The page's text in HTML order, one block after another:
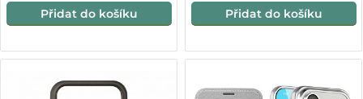
Přidat do košíku Přidat do košíku